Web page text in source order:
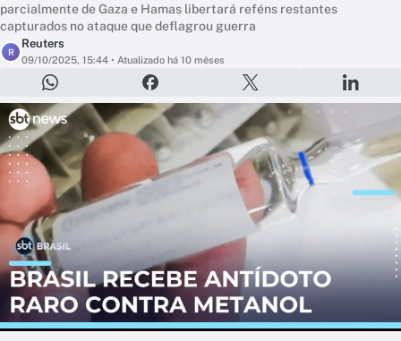
parcialmente de Gaza e Hamas libertará reféns restantes
capturados no ataque que deflagrou guerra
R
Reuters
09/10/2025, 15:44 • Atualizado há 10 mêses